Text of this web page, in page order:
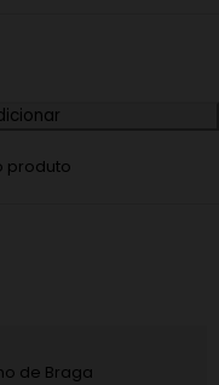
produto
de Braga